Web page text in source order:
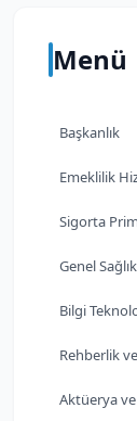
Menü
Başkanlık
Emeklilik
Sigorta
Genel
Bilgi
Rehberlik
Aktüerya ve